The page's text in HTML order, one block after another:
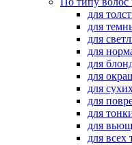
для
для
для
для
для
для
для
для
для
для
для всех